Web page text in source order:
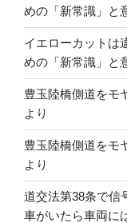
めの「新常識」と
イエローカットは
めの「新常識」と
豊玉陸橋側道をモ
より
豊玉陸橋側道をモ
より
道交法第38条で信
車がいたら車両に